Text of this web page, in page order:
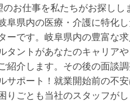
のお仕事を私たちがお探しし
阜県内の医療・介護に特化
ーです。岐阜県内の豊富な
タントがあなたのキャリア
紹介します。その後の面談
サポート！就業開始前の不
りごとも当社のスタッフが